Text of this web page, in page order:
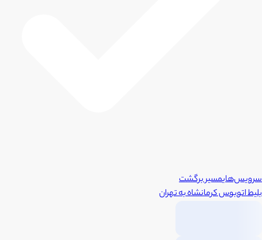
سرویس‌هایمسیر برگشت
بلیط اتوبوسکرمانشاهبهتهران